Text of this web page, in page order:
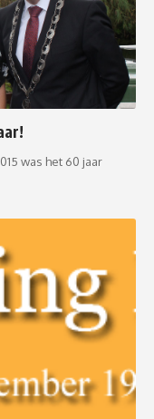
was het 60 jaar